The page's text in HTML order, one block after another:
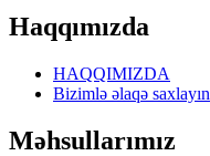
Haqqımızda
HAQQIMIZDA
Bizimlə əlaqə saxlayın
Məhsullarımız